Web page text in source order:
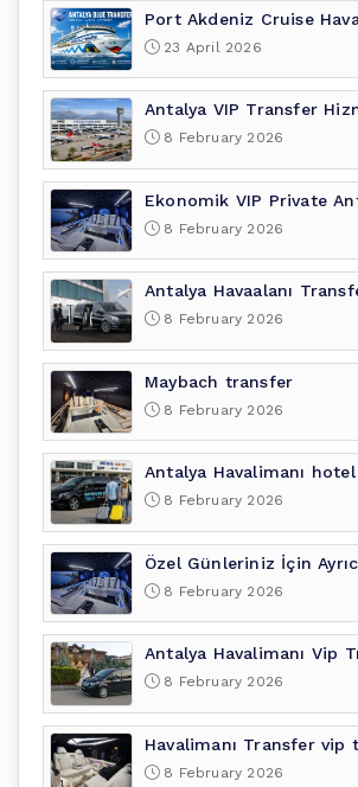
23 April 2026
8 February 2026
8 February 2026
Antalya Havaalanı
8 February 2026
Maybach transfer
8 February 2026
8 February 2026
8 February 2026
Antalya Havalimanı Vip
8 February 2026
Havalimanı Transfer vip
8 February 2026